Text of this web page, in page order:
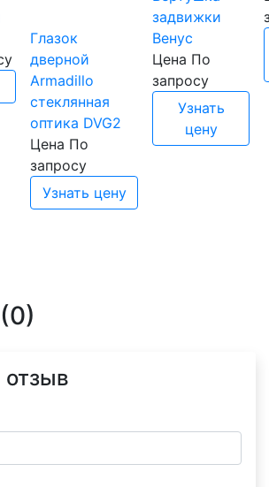
Глазок
дверной
Armadillo
стеклянная
оптика DVG2
Цена По
запросу
Узнать цену
задвижки
Венус
Цена По
запросу
Узнать
цену
отзыв